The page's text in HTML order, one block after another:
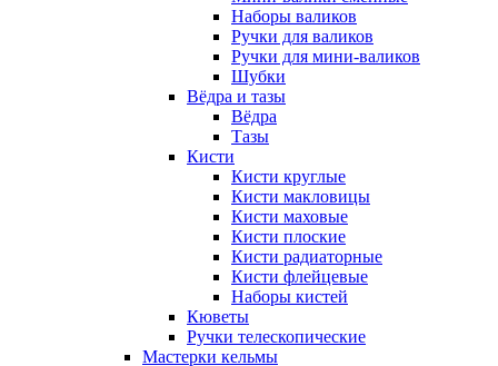
Наборы валиков
Ручки для валиков
Ручки для мини-валиков
Шубки
Вёдра и тазы
Вёдра
Тазы
Кисти
Кисти круглые
Кисти макловицы
Кисти маховые
Кисти плоские
Кисти радиаторные
Кисти флейцевые
Наборы кистей
Кюветы
Ручки телескопические
Мастерки кельмы